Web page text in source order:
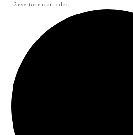
42 eventos encontrados.